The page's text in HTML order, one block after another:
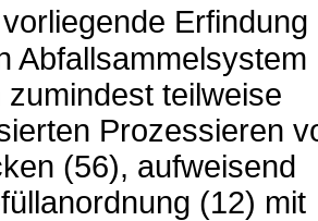
Erfindung
Abfallsammelsystem
zumindest teilweise
Prozessieren
(56), aufweisend
(12) mit